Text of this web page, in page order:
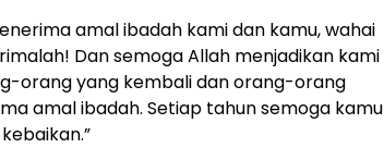
amal ibadah kami dan kamu, wahai
Dan semoga Allah menjadikan kami
orang yang kembali dan orang-orang
amal ibadah. Setiap tahun semoga kamu